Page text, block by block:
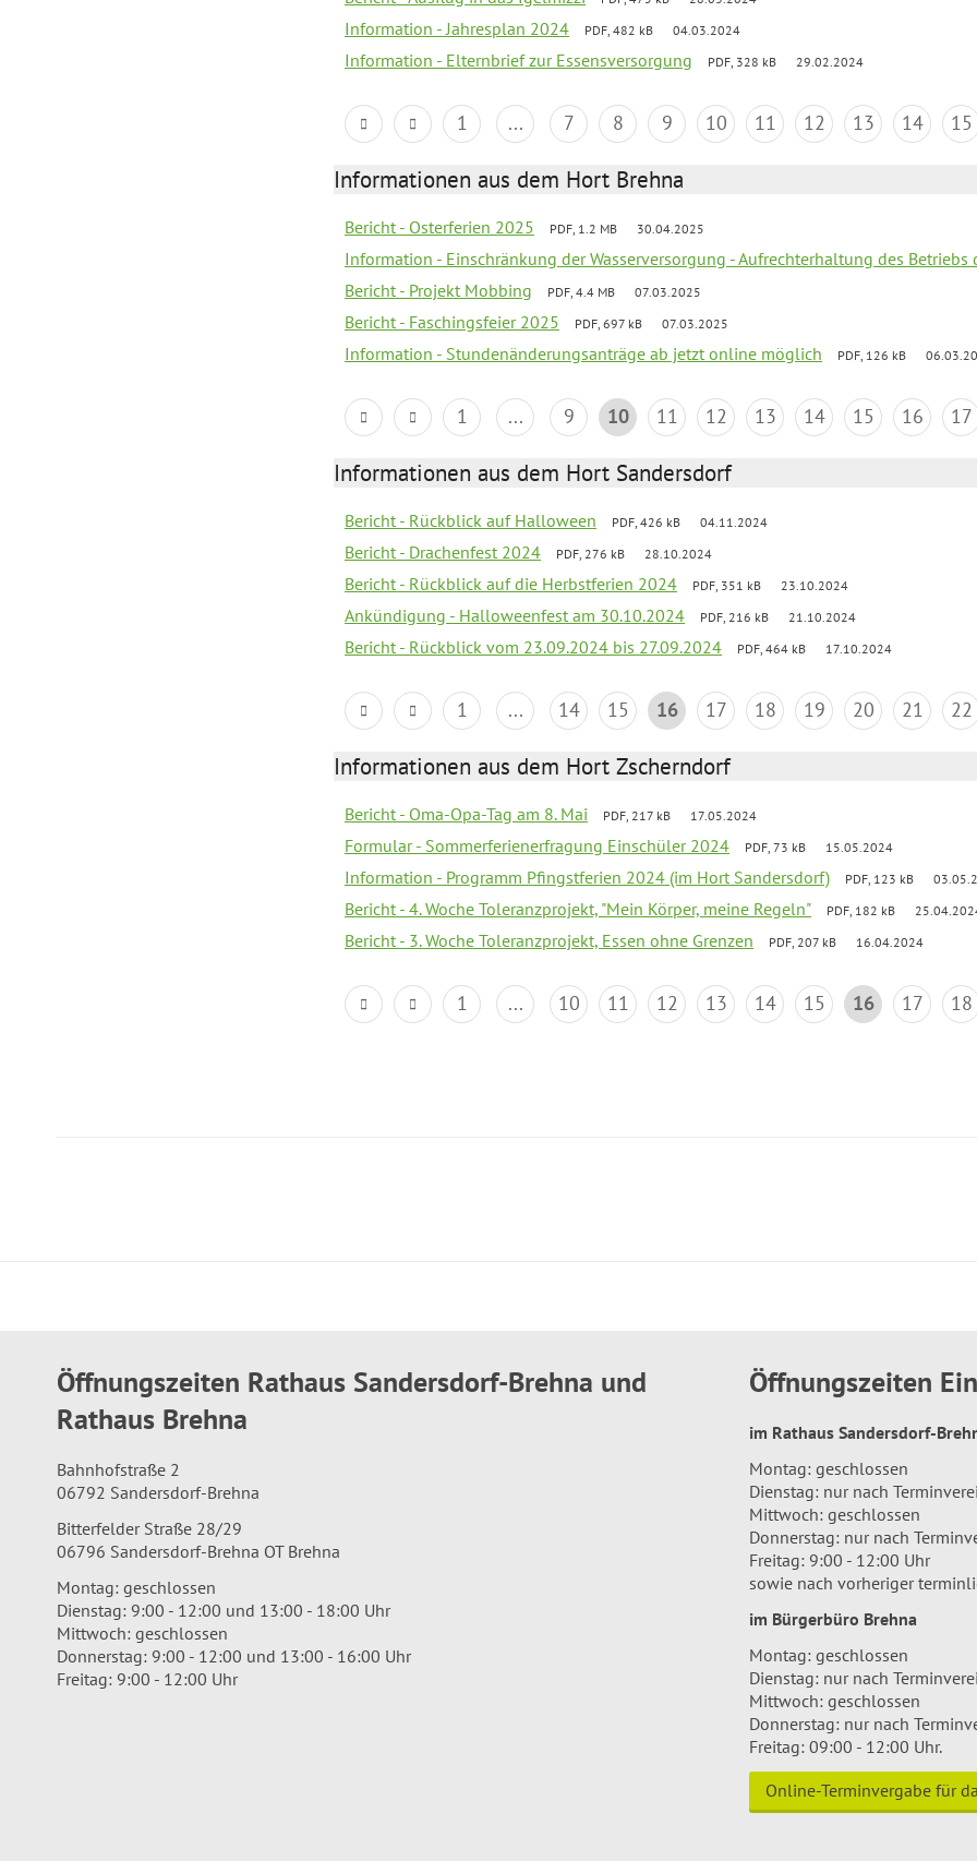
Information - Jahresplan 2024 PDF, 482 kB 04.03.2024
Information - Elternbrief zur Essensversorgung PDF, 328 kB 29.02.2024
1 ... 7 8 9 10 11 12 13 14 15
Informationen aus dem Hort Brehna
Bericht - Osterferien 2025 PDF, 1.2 MB 30.04.2025
Information - Einschränkung der Wasserversorgung - Aufrechterhaltung des Betriebs
Bericht - Projekt Mobbing
PDF, 4.4 MB 07.03.2025
Bericht - Faschingsfeier 2025 PDF, 697 kB 07.03.2025
Information - Stundenänderungsanträge ab jetzt online möglich PDF, 126 kB
1 ... 9 10 11 12 13 14 15 16 17
Informationen aus dem Hort Sandersdorf
Bericht - Rückblick auf Halloween PDF, 426 kB 04.11.2024
Bericht - Drachenfest 2024 PDF, 276 kB 28.10.2024
Bericht - Rückblick auf die Herbstferien 2024 PDF, 351 kB 23.10.2024
Ankündigung - Halloweenfest am 30.10.2024 PDF, 216 kB 21.10.2024
Bericht - Rückblick vom 23.09.2024 bis 27.09.2024 PDF, 464 kB 17.10.2024
1 ... 14 15 16 17 18 19 20 21 22
Informationen aus dem Hort Zscherndorf
Bericht - Oma-Opa-Tag am 8. Mai PDF, 217 kB 17.05.2024
Formular - Sommerferienerfragung Einschüler 2024 PDF, 73 kB 15.05.2024
Information - Programm Pfingstferien 2024 (im Hort Sandersdorf) PDF, 123 kB
Bericht - 4. Woche Toleranzprojekt, "Mein Körper, meine Regeln" PDF, 182 kB
Bericht - 3. Woche Toleranzprojekt, Essen ohne Grenzen PDF, 207 kB 16.04.2024
1 ... 10 11 12 13 14 15 16 17 18
Öffnungszeiten Rathaus Sandersdorf-Brehna und
Rathaus Brehna
Bahnhofstraße 2
06792 Sandersdorf-Brehna
Bitterfelder Straße 28/29
06796 Sandersdorf-Brehna OT Brehna
Montag: geschlossen
Dienstag: 9:00 - 12:00 und 13:00 - 18:00 Uhr
Mittwoch: geschlossen
Donnerstag: 9:00 - 12:00 und 13:00 - 16:00 Uhr
Freitag: 9:00 - 12:00 Uhr
Öffnungszeiten
im Rathaus Sandersdorf-
Montag: geschlossen
Dienstag: nur nach
Mittwoch: geschlossen
Donnerstag: nur nach
Freitag: 9:00 - 12:00 Uhr
sowie nach vorheriger
im Bürgerbüro Brehna
Montag: geschlossen
Dienstag: nur nach
Mittwoch: geschlossen
Donnerstag: nur nach
Freitag: 09:00 - 12:00 Uhr.
Online-Terminvergabe für